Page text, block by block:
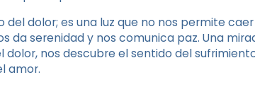
del dolor; es una luz que no nos permite
da serenidad y nos comunica paz. Una
dolor, nos descubre el sentido del
amor.